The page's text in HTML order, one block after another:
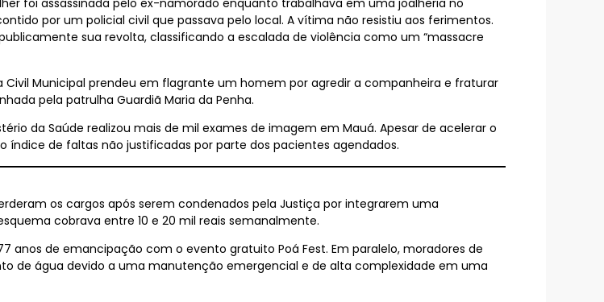
foi assassinada pelo ex-namorado enquanto trabalhava em uma joalheria no
por um policial civil que passava pelo local. A vítima não resistiu aos ferimentos.
sua revolta, classificando a escalada de violência como um “massacre
Civil Municipal prendeu em flagrante um homem por agredir a companheira e fraturar
pela patrulha Guardiã Maria da Penha.
da Saúde realizou mais de mil exames de imagem em Mauá. Apesar de acelerar o
de faltas não justificadas por parte dos pacientes agendados.
os cargos após serem condenados pela Justiça por integrarem uma
cobrava entre 10 e 20 mil reais semanalmente.
anos de emancipação com o evento gratuito Poá Fest. Em paralelo, moradores de
de água devido a uma manutenção emergencial e de alta complexidade em uma